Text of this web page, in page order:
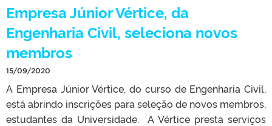
Empresa Júnior Vértice, da
Engenharia Civil, seleciona novos
membros
15/09/2020
A Empresa Júnior Vértice, do curso de Engenharia Civil,
está abrindo inscrições para seleção de novos membros,
estudantes da Universidade. A Vértice presta serviços